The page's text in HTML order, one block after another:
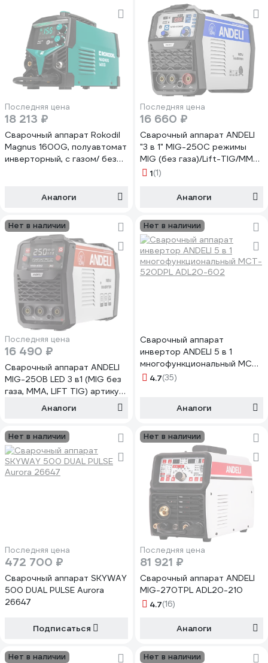
Последняя цена
18 213 ₽
Сварочный аппарат Rokodil
Magnus 1600G, полуавтомат
инверторный, с газом/ без
TiG, 160 A, 0, 8/ 1мм
1050032
Аналоги
Последняя цена
16 660 ₽
Сварочный аппарат ANDELI
"3 в 1" MIG-250C режимы
MIG (без газа)/Lift-TIG/MMA
артикул ADL20-704
1(1)
Аналоги
Нет в наличии
Последняя цена
16 490 ₽
Сварочный аппарат ANDELI
MIG-250B LED 3 в1 (MIG без
газа, MMA, LIFT TIG) артикул
ADL20-702A ADL20-702А
Аналоги
Нет в наличии
Сварочный аппарат
инвертор ANDELI 5 в 1
многофункциональный MCT-
520DPL ADL20-602
4.7(35)
Аналоги
Нет в наличии
Последняя цена
472 700 ₽
Сварочный аппарат SKYWAY
500 DUAL PULSE Aurora
26647
Подписаться
Нет в наличии
Последняя цена
81 921 ₽
Сварочный аппарат ANDELI
MIG-270TPL ADL20-210
4.7(16)
Аналоги
Нет в наличии Нет в наличии